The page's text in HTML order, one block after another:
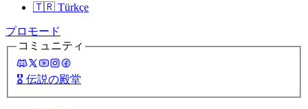
🇹🇷 Türkçe
プロモード
コミュニティ
🎖️ 伝説の殿堂